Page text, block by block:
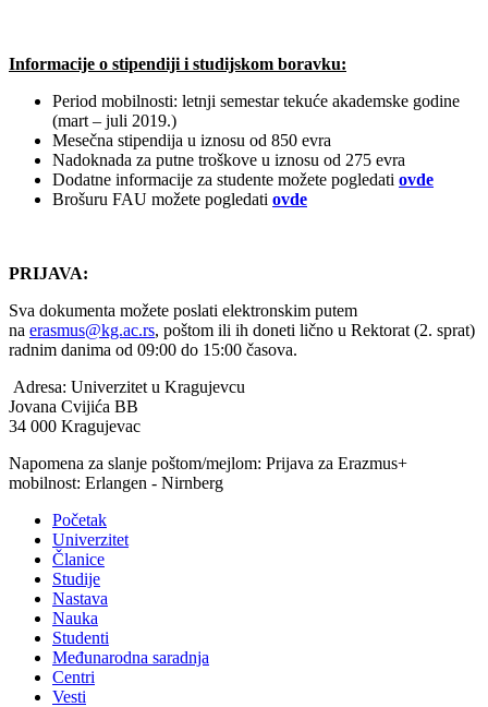
Informacije o stipendiji i studijskom boravku:
Period mobilnosti: letnji semestar tekuće akademske godine
(mart – juli 2019.)
Mesečna stipendija u iznosu od 850 evra
Nadoknada za putne troškove u iznosu od 275 evra
Dodatne informacije za studente možete pogledati ovde
Brošuru FAU možete pogledati ovde
PRIJAVA:
Sva dokumenta možete poslati elektronskim putem
na erasmus@kg.ac.rs, poštom ili ih doneti lično u Rektorat (2. sprat)
radnim danima od 09:00 do 15:00 časova.
Adresa: Univerzitet u Kragujevcu
Jovana Cvijića BB
34 000 Kragujevac
Napomena za slanje poštom/mejlom: Prijava za Erazmus+
mobilnost: Erlangen - Nirnberg
Početak
Univerzitet
Članice
Studije
Nastava
Nauka
Studenti
Međunarodna saradnja
Centri
Vesti